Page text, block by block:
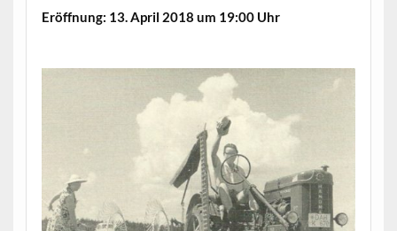
Eröff­nung: 13. April 2018 um 19:00 Uhr